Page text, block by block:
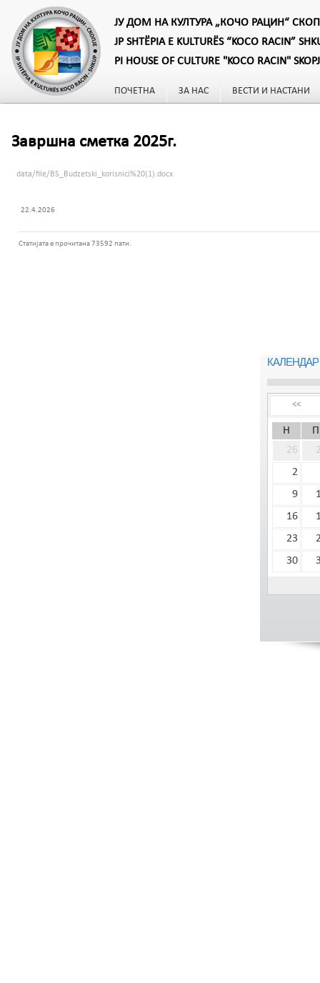
ЈУ ДОМ НА КУЛТУРА „КОЧО РАЦИН“
JP SHTËPIA E KULTURËS “KOCO RACIN”
PI HOUSE OF CULTURE "KOCO RACIN"
ПОЧЕТНА ЗА НАС ВЕСТИ И НАСТАНИ
Завршна сметка 2025г.
data/file/BS_Budzetski_korisnici%20(1).docx
22.4.2026
Статијата е прочитана 73592 пати.
<<
Н
П
26
2
9
16
23
30